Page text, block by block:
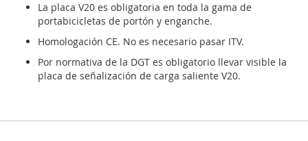
La placa V20 es obligatoria en toda la gama de
portabicicletas de portón y enganche.
Homologación CE. No es necesario pasar ITV.
Por normativa de la DGT es obligatorio llevar visible la
placa de señalización de carga saliente V20.